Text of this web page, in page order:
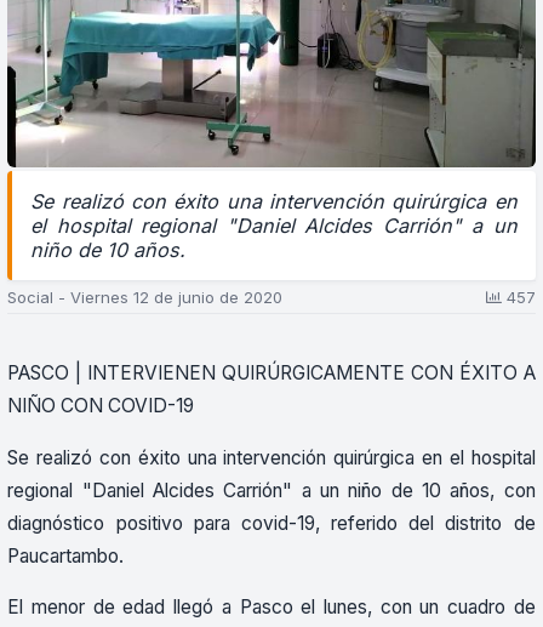
Se realizó con éxito una intervención quirúrgica en
el hospital regional "Daniel Alcides Carrión" a un
niño de 10 años.
Social - Viernes 12 de junio de 2020 457
PASCO | INTERVIENEN QUIRÚRGICAMENTE CON ÉXITO A
NIÑO CON COVID-19
Se realizó con éxito una intervención quirúrgica en el hospital
regional "Daniel Alcides Carrión" a un niño de 10 años, con
diagnóstico positivo para covid-19, referido del distrito de
Paucartambo.
El menor de edad llegó a Pasco el lunes, con un cuadro de